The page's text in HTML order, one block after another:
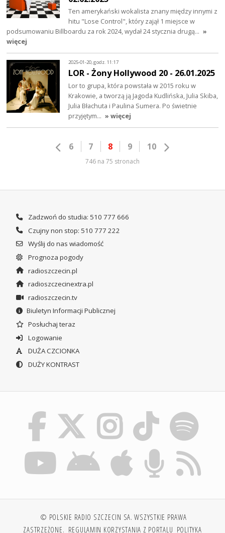
Ten amerykański wokalista znany między innymi z
hitu "Lose Control", który zajął 1 miejsce w
podsumowaniu Billboardu za rok 2024, wydał 24 stycznia drugą… »
więcej
2025-01-20, godz. 11:17
LOR - Żony Hollywood 20 - 26.01.2025
Lor to grupa, która powstała w 2015 roku w
Krakowie, a tworzą ją Jagoda Kudlińska, Julia Skiba,
Julia Błachuta i Paulina Sumera. Po świetnie
przyjętym… » więcej
6 7 8 9 10
746 na 75 stronach
Zadzwoń do studia: 510 777 666
Czujny non stop: 510 777 222
Wyślij do nas wiadomość
Prognoza pogody
radioszczecin.pl
radioszczecinextra.pl
radioszczecin.tv
Biuletyn Informacji Publicznej
Posłuchaj teraz
Logowanie
DUŻA CZCIONKA
DUŻY KONTRAST
© POLSKIE RADIO SZCZECIN SA. WSZYSTKIE PRAWA
ZASTRZEŻONE. REGULAMIN KORZYSTANIA Z PORTALU POLITYKA